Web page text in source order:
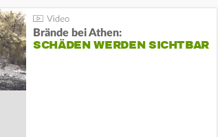
Brände bei Athen:
SCHÄDEN WERDEN SICHTBAR